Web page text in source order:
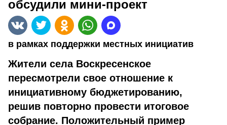
обсудили мини-проект
в рамках поддержки местных инициатив
Жители села Воскресенское
пересмотрели свое отношение к
инициативному бюджетированию,
решив повторно провести итоговое
собрание. Положительный пример